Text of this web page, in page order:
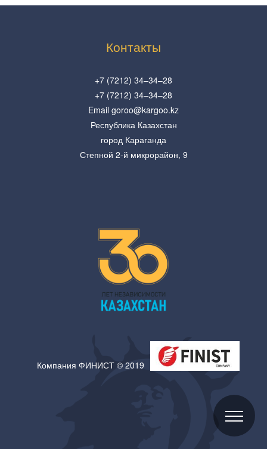
Контакты
+7 (7212) 34–34–28
+7 (7212) 34–34–28
Email goroo@kargoo.kz
Республика Казахстан
город Караганда
Степной 2-й микрорайон, 9
Компания ФИНИСТ © 2019